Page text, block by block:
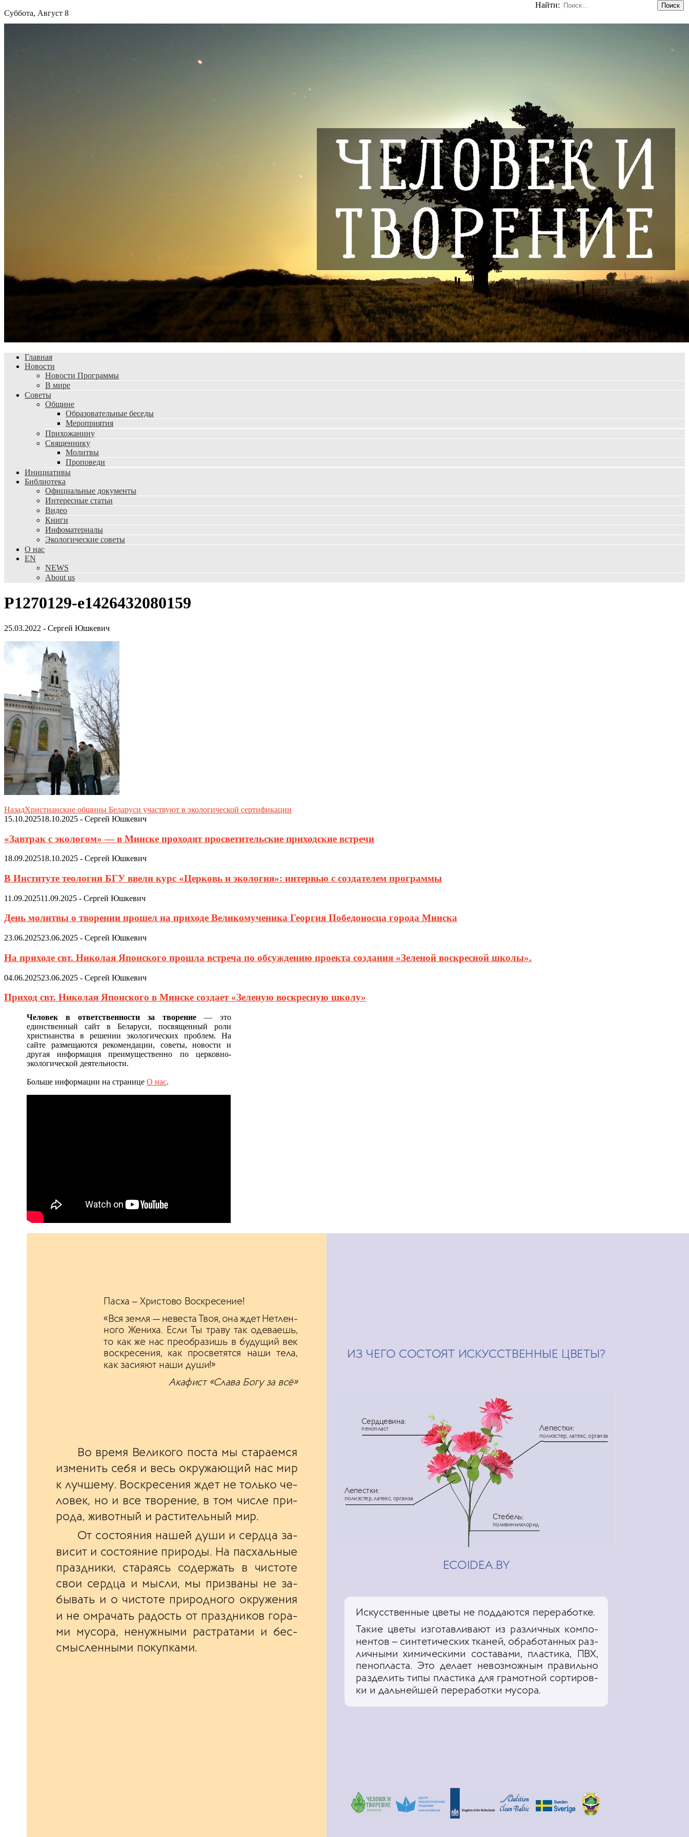
Суббота, Август 8
Найти:
Главная
Новости
Новости Программы
В мире
Советы
Общине
Образовательные беседы
Мероприятия
Прихожанину
Священнику
Молитвы
Проповеди
Инициативы
Библиотека
Официальные документы
Интересные статьи
Видео
Книги
Инфоматериалы
Экологические советы
О нас
EN
NEWS
About us
P1270129-e1426432080159
25.03.2022 - Сергей Юшкевич
НазадХристианские общины Беларуси участвуют в экологической сертификации
15.10.202518.10.2025 - Сергей Юшкевич
«Завтрак с экологом» — в Минске проходят просветительские приходские встречи
18.09.202518.10.2025 - Сергей Юшкевич
В Институте теологии БГУ ввели курс «Церковь и экология»: интервью с создателем программы
11.09.202511.09.2025 - Сергей Юшкевич
День молитвы о творении прошел на приходе Великомученика Георгия Победоносца города Минска
23.06.202523.06.2025 - Сергей Юшкевич
На приходе свт. Николая Японского прошла встреча по обсуждению проекта создания «Зеленой воскресной школы».
04.06.202523.06.2025 - Сергей Юшкевич
Приход свт. Николая Японского в Минске создает «Зеленую воскресную школу»
Человек в ответственности за творение— это
единственный сайт в Беларуси, посвященный роли
христианства в решении экологических проблем. На
сайте размещаются рекомендации, советы, новости и
другая информация преимущественно по церковно-
экологической деятельности.
Больше информации на страницеО нас.